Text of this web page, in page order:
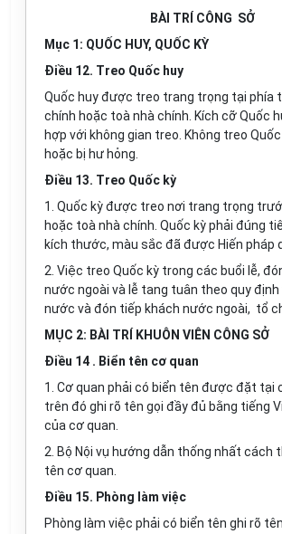
BÀI TRÍ CÔNG SỞ
Mục 1: QUỐC HUY, QUỐC KỲ
Điều 12. Treo Quốc huy
Quốc huy được treo trang trọng tại phía
chính hoặc toà nhà chính. Kích cỡ Quốc
hợp với không gian treo. Không treo
hoặc bị hư hỏng.
Điều 13. Treo Quốc kỳ
1. Quốc kỳ được treo nơi trang trọng
hoặc toà nhà chính. Quốc kỳ phải đúng
kích thước, màu sắc đã được Hiến pháp
2. Việc treo Quốc kỳ trong các buổi lễ,
nước ngoài và lễ tang tuân theo quy định
nước và đón tiếp khách nước ngoài, tổ
MỤC 2: BÀI TRÍ KHUÔN VIÊN CÔNG SỞ
Điều 14 . Biển tên cơ quan
1. Cơ quan phải có biển tên được đặt tại
trên đó ghi rõ tên gọi đầy đủ bằng tiếng
của cơ quan.
2. Bộ Nội vụ hướng dẫn thống nhất cách
tên cơ quan.
Điều 15. Phòng làm việc
Phòng làm việc phải có biển tên ghi rõ